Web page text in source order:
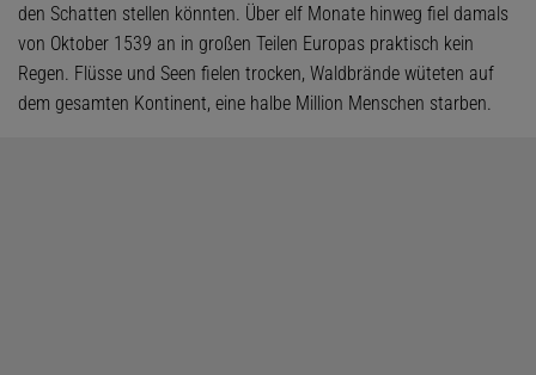
den Schatten stellen könnten. Über elf Monate hinweg fiel damals
von Oktober 1539 an in großen Teilen Europas praktisch kein
Regen. Flüsse und Seen fielen trocken, Waldbrände wüteten auf
dem gesamten Kontinent, eine halbe Million Menschen starben.